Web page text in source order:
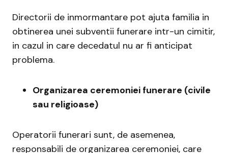
Directorii de inmormantare pot ajuta familia in
obtinerea unei subventii funerare intr-un cimitir,
in cazul in care decedatul nu ar fi anticipat
problema.
Organizarea ceremoniei funerare (civile
sau religioase)
Operatorii funerari sunt, de asemenea,
responsabili de organizarea ceremoniei, care